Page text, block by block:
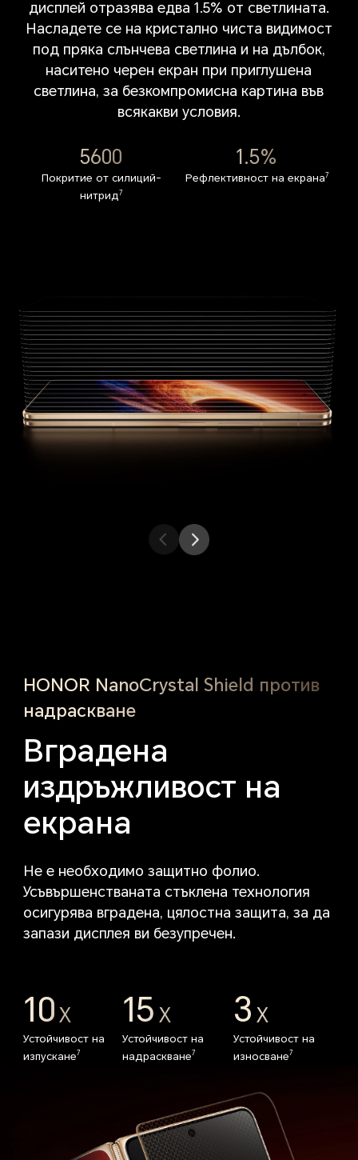
дисплей отразява едва 1.5% от светлината.
Насладете се на кристално чиста видимост
под пряка слънчева светлина и на дълбок,
наситено черен екран при приглушена
светлина, за безкомпромисна картина във
всякакви условия.
5600
Покритие от силиций-
нитрид 7
1.5%
Рефлективност на екрана 7
Рефлективност на екрана Рефлективност на екрана
HONOR Magic V6
HONOR NanoCrystal Shield против
надраскване
Вградена
издръжливост на
екрана
Не е необходимо защитно фолио.
Усъвършенстваната стъклена технология
осигурява вградена, цялостна защита, за да
запази дисплея ви безупречен.
10 X
Устойчивост на
изпускане 7
15 X
Устойчивост на
надраскване 7
3 X
Устойчивост на
износване 7